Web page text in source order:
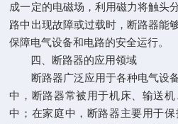
成一定的电磁场，利用磁力将触头
路中出现故障或过载时，断路器能
保障电气设备和电路的安全运行。
四、断路器的应用领域
断路器广泛应用于各种电气设
中，断路器常被用于机床、输送
中；在家庭中，断路器主要用于